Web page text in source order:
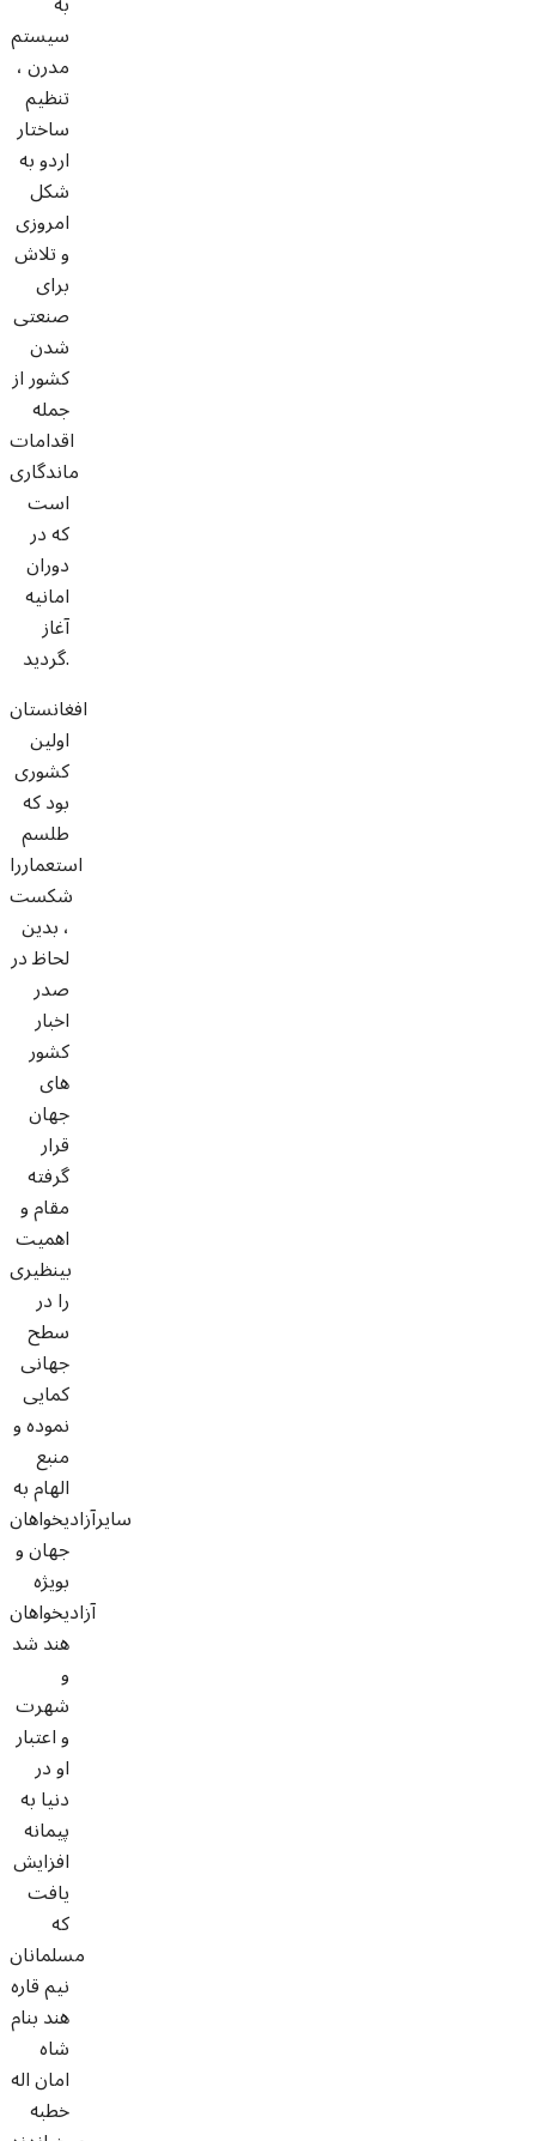
سیستم
مدرن ،
تنظیم
ساختار
اردو به
شکل
امروزی
و تلاش
برای
صنعتی
شدن
کشور از
جمله
اقدامات
ماندگاری
است
که در
دوران
امانیه
آغاز
گردید.
افغانستان
اولین
کشوری
بود که
طلسم
استعماررا
شکست
، بدین
لحاظ در
صدر
اخبار
کشور
های
جهان
قرار
گرفته
مقام و
اهمیت
بینظیری
را در
سطح
جهانی
کمایی
نموده و
منبع
الهام به
سایرآزادیخواهان
جهان و
بویژه
آزادیخواهان
هند شد
و
شهرت
و اعتبار
او در
دنیا به
پیمانه
افزایش
یافت
که
مسلمانان
نیم قاره
هند بنام
شاه
امان اله
خطبه